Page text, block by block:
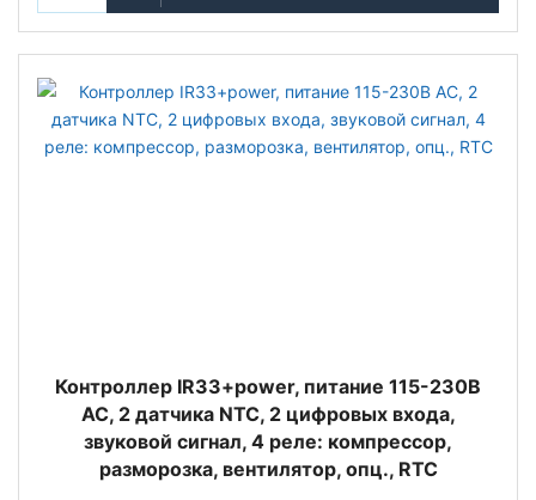
Контроллер IR33+power, питание 115-230В
АС, 2 датчика NTC, 2 цифровых входа,
звуковой сигнал, 4 реле: компрессор,
разморозка, вентилятор, опц., RTC